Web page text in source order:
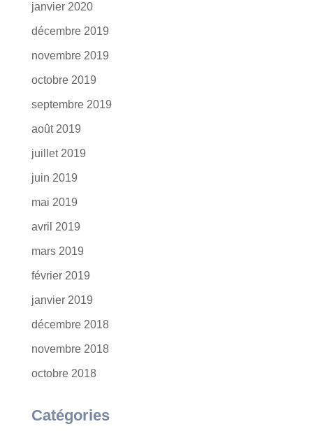
janvier 2020
décembre 2019
novembre 2019
octobre 2019
septembre 2019
août 2019
juillet 2019
juin 2019
mai 2019
avril 2019
mars 2019
février 2019
janvier 2019
décembre 2018
novembre 2018
octobre 2018
Catégories